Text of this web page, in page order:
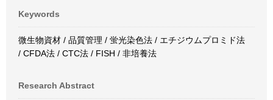
Keywords
微生物資材 / 品質管理 / 蛍光染色法 / エチジウムプロミド法
/ CFDA法 / CTC法 / FISH / 非培養法
Research Abstract